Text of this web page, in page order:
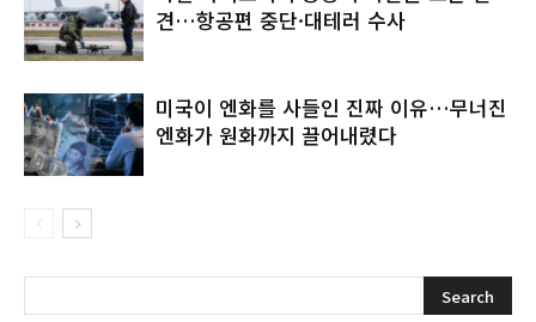
견…항공편 중단·대테러 수사
미국이 엔화를 사들인 진짜 이유…무너진
엔화가 원화까지 끌어내렸다